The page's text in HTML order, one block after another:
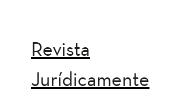
Revista
Jurídicamente